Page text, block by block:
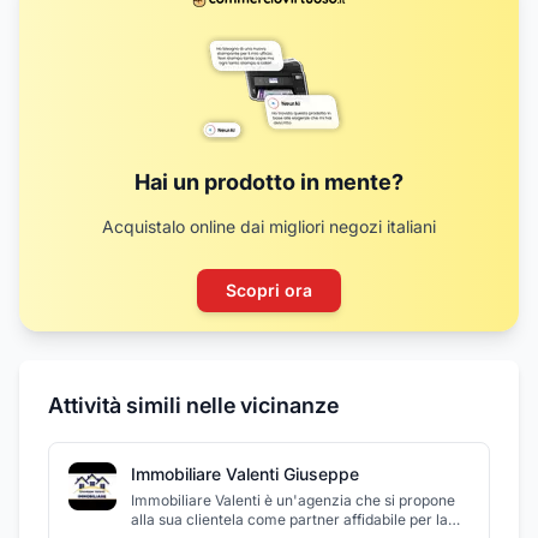
Hai un prodotto in mente?
Acquistalo online dai migliori negozi italiani
Scopri ora
Attività simili nelle vicinanze
Immobiliare Valenti Giuseppe
Immobiliare Valenti è un'agenzia che si propone
alla sua clientela come partner affidabile per la